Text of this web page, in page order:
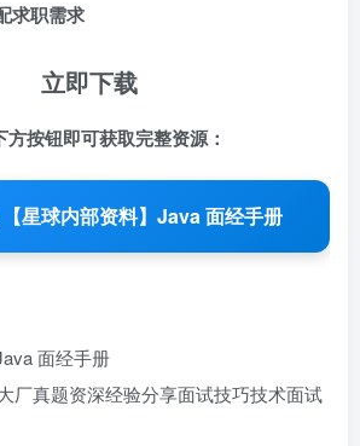
求职需求
立即下载
方按钮即可获取完整资源：
星球内部资料】Java 面经手册
面经手册
厂真题资深经验分享面试技巧技术面试